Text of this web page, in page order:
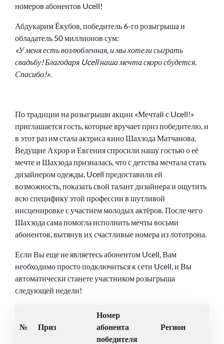
номеров абонентов Ucell!
Абдукарим Ёкубов, победитель 6-го розыгрыша и
обладатель 50 миллионов сум:
«У меня есть возлюбленная, и мы хотели сыграть
свадьбу! Благодаря Ucell наша мечта скоро сбудется.
Спасибо!».
По традиции на розыгрыши акции «Мечтай с Ucell!»
приглашается гость, которые вручает приз победителю, и
в этот раз им стала актриса кино Шахзода Матчанова.
Ведущие Ахрор и Евгения спросили нашу гостью о её
мечте и Шахзода призналась, что с детства мечтала стать
дизайнером одежды. Ucell предоставили ей
возможность, показать свой талант дизайнера и ощутить
всю специфику этой профессии в шутливой
инсценировке с участием молодых актёров. После чего
Шахзода сама помогла исполнить мечты восьми
абонентов, вытянув их счастливые номера из лототрона.
Если Вы еще не являетесь абонентом Ucell, Вам
необходимо просто подключиться к сети Ucell, и Вы
автоматически станете участником розыгрыша
следующей недели!
№ Приз
Номер
абонента
победителя
Регион